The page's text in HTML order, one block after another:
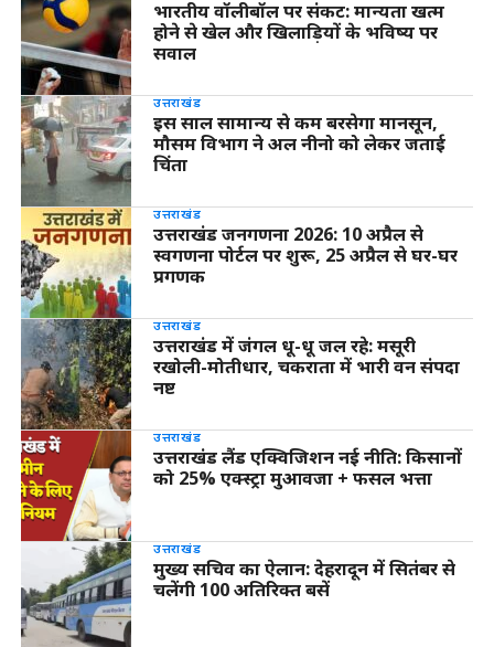
भारतीय वॉलीबॉल पर संकट: मान्यता खत्म
होने से खेल और खिलाड़ियों के भविष्य पर
सवाल
उत्तराखंड
इस साल सामान्य से कम बरसेगा मानसून,
मौसम विभाग ने अल नीनो को लेकर जताई
चिंता
उत्तराखंड
उत्तराखंड जनगणना 2026: 10 अप्रैल से
स्वगणना पोर्टल पर शुरू, 25 अप्रैल से घर-घर
प्रगणक
उत्तराखंड
उत्तराखंड में जंगल धू-धू जल रहे: मसूरी
रखोली-मोतीधार, चकराता में भारी वन संपदा
नष्ट
उत्तराखंड
उत्तराखंड लैंड एक्विजिशन नई नीति: किसानों
को 25% एक्स्ट्रा मुआवजा + फसल भत्ता
उत्तराखंड
मुख्य सचिव का ऐलान: देहरादून में सितंबर से
चलेंगी 100 अतिरिक्त बसें